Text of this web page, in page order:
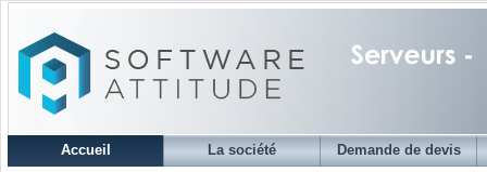
Accueil La société Demande de devis